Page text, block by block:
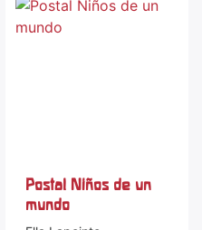
Postal Niños de un
mundo